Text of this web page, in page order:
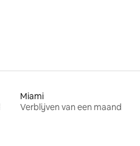
Miami
Verblijven van een maand